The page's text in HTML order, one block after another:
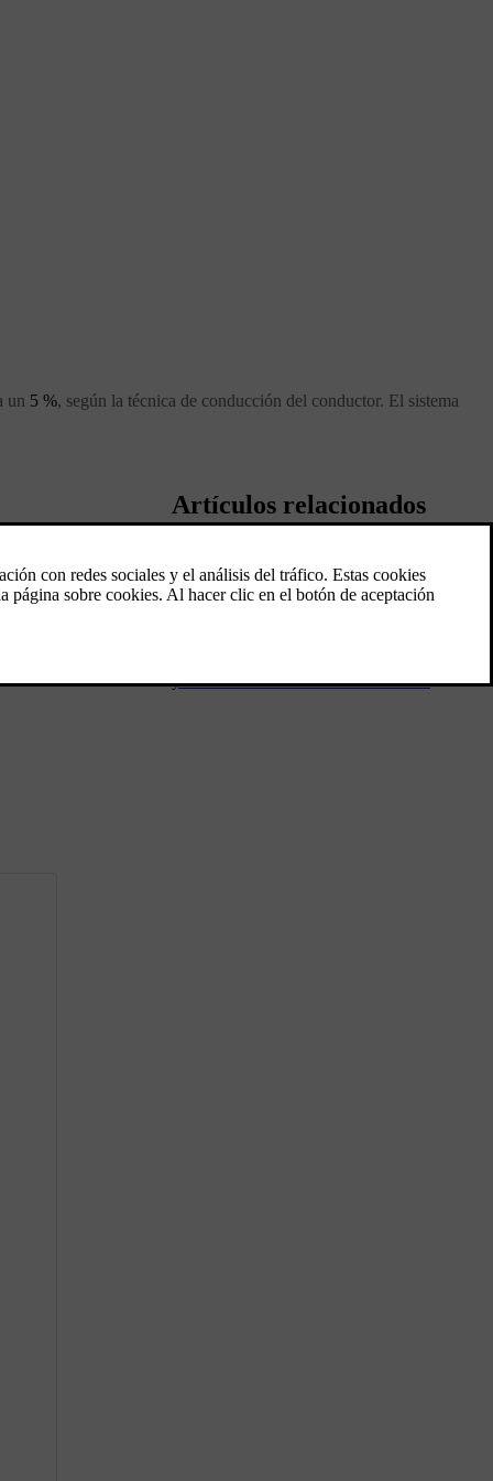
un 5 %, según la técnica de conducción del conductor. El sistema
Artículos relacionados
Información general sobre el
climatizador
y deshumedece el aire del habitáculo.